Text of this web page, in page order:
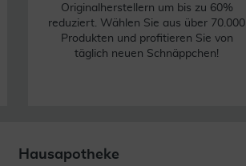
Originalherstellern um bis zu 60%
reduziert. Wählen Sie aus über 70.000
Produkten und profitieren Sie von
täglich neuen Schnäppchen!
Hausapotheke